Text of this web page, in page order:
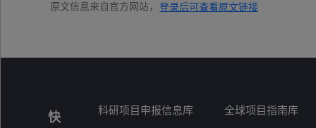
原文信息来自官方网站， 登录后可查看原文链接
快
科研项目申报信息库 全球项目指南库